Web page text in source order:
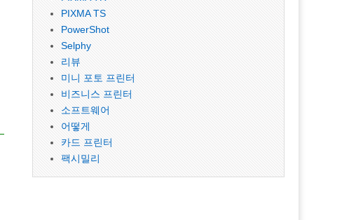
PIXMA TS
PowerShot
Selphy
리뷰
미니 포토 프린터
비즈니스 프린터
소프트웨어
어떻게
카드 프린터
팩시밀리